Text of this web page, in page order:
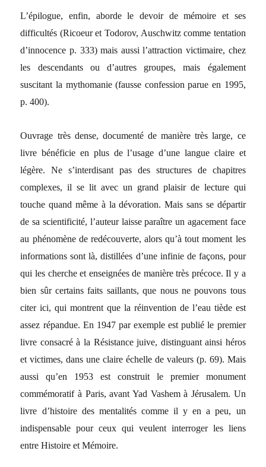
L’épilogue, enfin, aborde le devoir de mémoire et ses
difficultés (Ricoeur et Todorov, Auschwitz comme tentation
d’innocence p. 333) mais aussi l’attraction victimaire, chez
les descendants ou d’autres groupes, mais également
suscitant la mythomanie (fausse confession parue en 1995,
p. 400).
Ouvrage très dense, documenté de manière très large, ce
livre bénéficie en plus de l’usage d’une langue claire et
légère. Ne s’interdisant pas des structures de chapitres
complexes, il se lit avec un grand plaisir de lecture qui
touche quand même à la dévoration. Mais sans se départir
de sa scientificité, l’auteur laisse paraître un agacement face
au phénomène de redécouverte, alors qu’à tout moment les
informations sont là, distillées d’une infinie de façons, pour
qui les cherche et enseignées de manière très précoce. Il y a
bien sûr certains faits saillants, que nous ne pouvons tous
citer ici, qui montrent que la réinvention de l’eau tiède est
assez répandue. En 1947 par exemple est publié le premier
livre consacré à la Résistance juive, distinguant ainsi héros
et victimes, dans une claire échelle de valeurs (p. 69). Mais
aussi qu’en 1953 est construit le premier monument
commémoratif à Paris, avant Yad Vashem à Jérusalem. Un
livre d’histoire des mentalités comme il y en a peu, un
indispensable pour ceux qui veulent interroger les liens
entre Histoire et Mémoire.